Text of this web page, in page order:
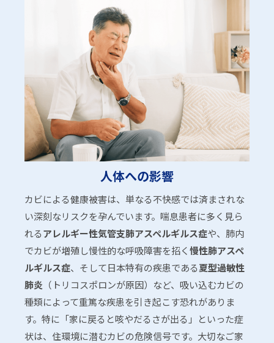
人体への影響
カビによる健康被害は、単なる不快感では済まされな
い深刻なリスクを孕んでいます。喘息患者に多く見ら
れるアレルギー性気管支肺アスペルギルス症や、肺内
でカビが増殖し慢性的な呼吸障害を招く慢性肺アスペ
ルギルス症、そして日本特有の疾患である夏型過敏性
肺炎 （トリコスポロンが原因）など、吸い込むカビの
種類によって重篤な疾患を引き起こす恐れがありま
す。特に「家に戻ると咳やだるさが出る」といった症
状は、住環境に潜むカビの危険信号です。大切なご家